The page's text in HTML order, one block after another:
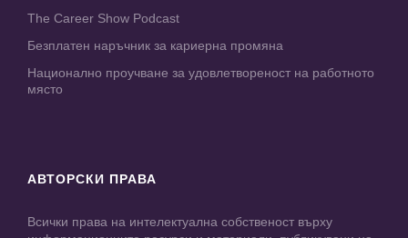
The Career Show Podcast
Безплатен наръчник за кариерна промяна
Национално проучване за удовлетвореност на работното
място
АВТОРСКИ ПРАВА
Всички права на интелектуална собственост върху